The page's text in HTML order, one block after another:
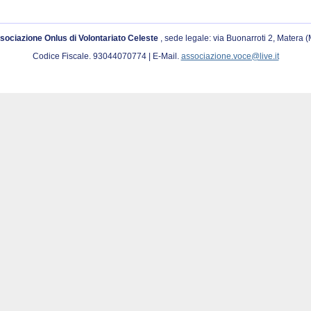
Onlus di Volontariato Celeste , sede legale: via Buonarroti 2, Matera
Codice Fiscale. 93044070774 | E-Mail. associazione.voce@live.it